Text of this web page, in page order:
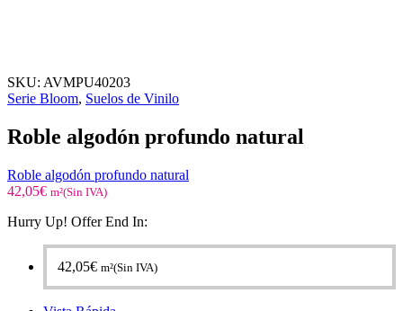
SKU: AVMPU40203
Serie Bloom, Suelos de Vinilo
Roble algodón profundo natural
Roble algodón profundo natural
42,05€ m²(Sin IVA)
Hurry Up! Offer End In:
42,05€ m²(Sin IVA)